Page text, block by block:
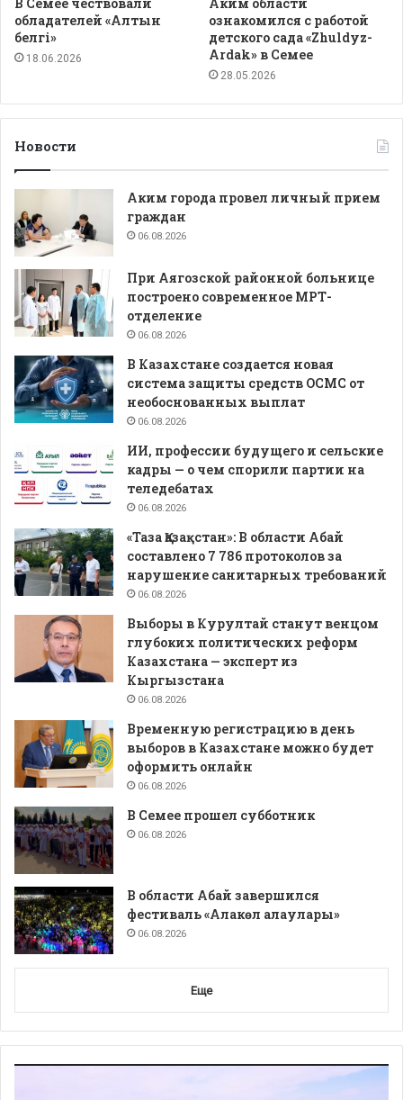
В Семее чествовали
обладателей «Алтын
белгі»
18.06.2026
Аким области
ознакомился с работой
детского сада «Zhuldyz-
Ardak» в Семее
28.05.2026
Новости
Аким города провел личный прием
граждан
06.08.2026
При Аягозской районной больнице
построено современное МРТ-
отделение
06.08.2026
В Казахстане создается новая
система защиты средств ОСМС от
необоснованных выплат
06.08.2026
ИИ, профессии будущего и сельские
кадры — о чем спорили партии на
теледебатах
06.08.2026
«Таза Қазақстан»: В области Абай
составлено 7 786 протоколов за
нарушение санитарных требований
06.08.2026
Выборы в Курултай станут венцом
глубоких политических реформ
Казахстана — эксперт из
Кыргызстана
06.08.2026
Временную регистрацию в день
выборов в Казахстане можно будет
оформить онлайн
06.08.2026
В Семее прошел субботник
06.08.2026
В области Абай завершился
фестиваль «Алакөл алаулары»
06.08.2026
Еще